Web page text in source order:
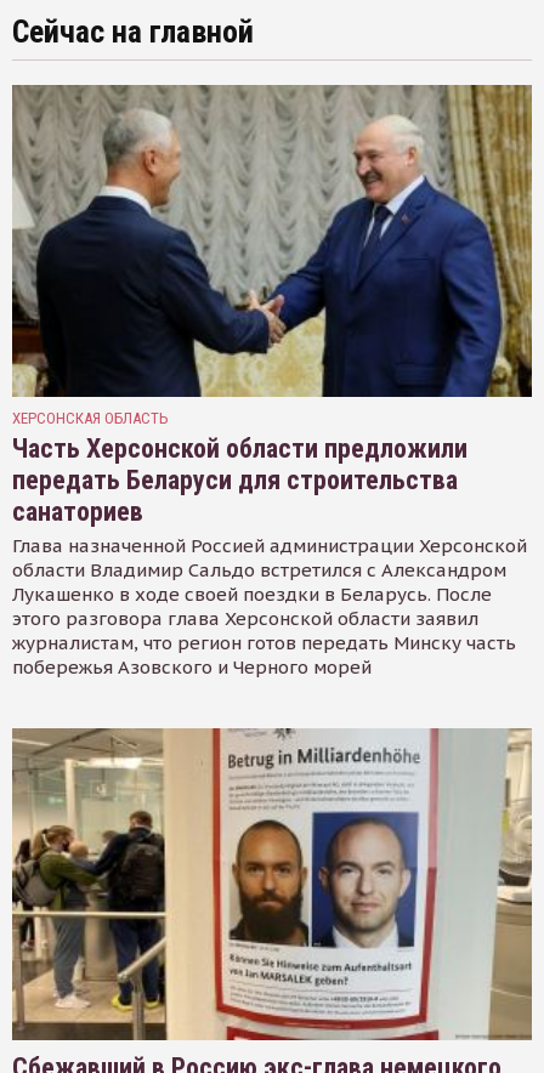
Сейчас на главной
ХЕРСОНСКАЯ ОБЛАСТЬ
Часть Херсонской области предложили
передать Беларуси для строительства
санаториев
Глава назначенной Россией администрации Херсонской
области Владимир Сальдо встретился с Александром
Лукашенко в ходе своей поездки в Беларусь. После
этого разговора глава Херсонской области заявил
журналистам, что регион готов передать Минску часть
побережья Азовского и Черного морей